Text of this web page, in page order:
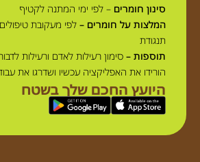
סינון חומרים – לפי ימי המתנה לקטיף
המלצות על חומרים – לפי מעקובת
תנגודת
תוספות – סימון רעילות לאדם ורעילות
הורידו את האפליקציה עכשיו ושדרגו את
היועץ החכם שלך בשטח